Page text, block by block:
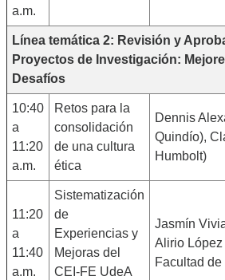
a.m.
Línea temática 2: Revisión y
Proyectos de Investigación:
Desafíos
10:40
a
11:20
a.m.
Retos para la
consolidación
de una cultura
ética
Dennis
Quindío),
Humbolt)
11:20
a
11:40
a.m.
Sistematización
de
Experiencias y
Mejoras del
CEI-FE UdeA
Jasmín
Alirio
Facultad